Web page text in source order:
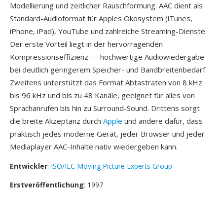
Modellierung und zeitlicher Rauschformung. AAC dient als
Standard-Audioformat für Apples Ökosystem (iTunes,
iPhone, iPad), YouTube und zahlreiche Streaming-Dienste.
Der erste Vorteil liegt in der hervorragenden
Kompressionseffizienz — hochwertige Audiowiedergabe
bei deutlich geringerem Speicher- und Bandbreitenbedarf.
Zweitens unterstützt das Format Abtastraten von 8 kHz
bis 96 kHz und bis zu 48 Kanäle, geeignet für alles von
Sprachanrufen bis hin zu Surround-Sound. Drittens sorgt
die breite Akzeptanz durch Apple und andere dafür, dass
praktisch jedes moderne Gerät, jeder Browser und jeder
Mediaplayer AAC-Inhalte nativ wiedergeben kann.
Entwickler: ISO/IEC Moving Picture Experts Group
Erstveröffentlichung: 1997